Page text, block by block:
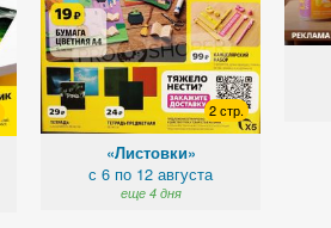
2 стр.
«Листовки»
с 6 по 12 августа
еще 4 дня